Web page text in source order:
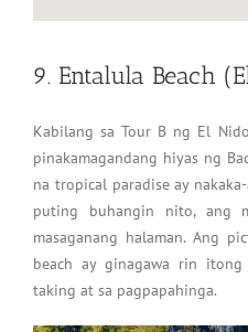
9. Entalula Beach
Kabilang sa Tour B ng El
pinakamagandang hiyas ng
na tropical paradise ay
puting buhangin nito, ang
masaganang halaman. Ang
beach ay ginagawa rin
taking at sa pagpapahinga.